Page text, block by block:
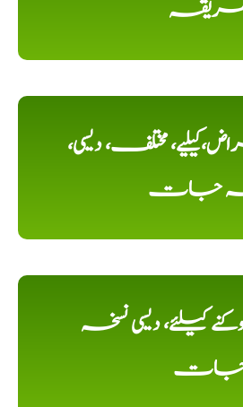
مختلف، دیسی،
جات
کیلئے، دیسی نسخہ